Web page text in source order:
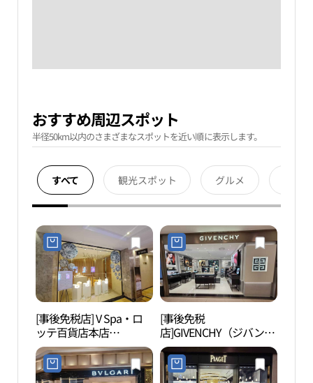
おすすめ周辺スポット
半径50km以内のさまざまなスポットを近い順に表示します。
すべて 観光スポット グルメ
[事後免税店] V Spa・ロ
ッテ百貨店本店
AVENUEL（アヴェニュ
エル）(브이스파 롯데백
화점 본점 에비뉴엘)
[事後免税
店]GIVENCHY（ジバンシ
ィ）ビューティー・ロッ
テ百貨店本店(지방시뷰
티 롯데백화점 본점)